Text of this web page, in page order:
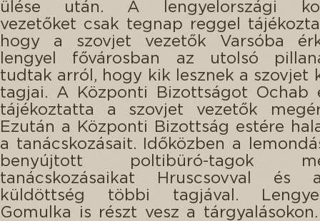
ülése után. A lengyelországi
vezetőket csak tegnap reggel
hogy a szovjet vezetők Varsóba
lengyel fővárosban az utolsó
tudtak arról, hogy kik lesznek a szovjet
tagjai. A Központi Bizottságot Ochab
tájékoztatta a szovjet vezetők
Ezután a Központi Bizottság estére
a tanácskozásait. Időközben a
benyújtott poltibüró-tagok
tanácskozásaikat Hruscsovval és
küldöttség többi tagjával.
Gomulka is részt vesz a